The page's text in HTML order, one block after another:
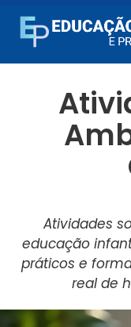
Atividades
educação
práticos e
real de